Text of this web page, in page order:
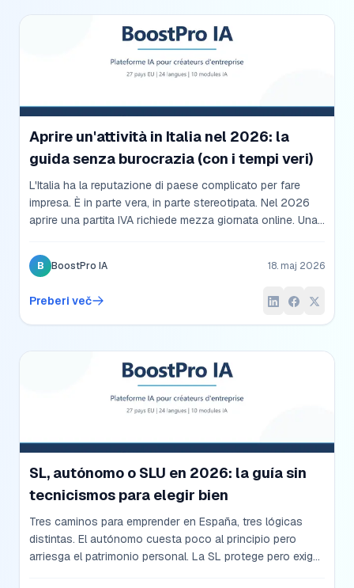
Aprire un'attività in Italia nel 2026: la
guida senza burocrazia (con i tempi veri)
L'Italia ha la reputazione di paese complicato per fare
impresa. È in parte vera, in parte stereotipata. Nel 2026
aprire una partita IVA richiede mezza giornata online. Una
settimane. Questa guida spiega passo per passo cosa
succede davvero, con i tempi reali, i costi onesti, e le
tecnicismi.
B BoostPro IA 18. maj 2026
Preberi več
SL, autónomo o SLU en 2026: la guía sin
tecnicismos para elegir bien
Tres caminos para emprender en España, tres lógicas
distintas. El autónomo cuesta poco al principio pero
arriesga el patrimonio personal. La SL protege pero exige